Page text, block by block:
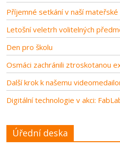
Příjemné setkání v naší mateřské
Letošní veletrh volitelných
Den pro školu
Osmáci zachránili ztroskotanou
Další krok k našemu
Digitální technologie v akci:
Úřední deska